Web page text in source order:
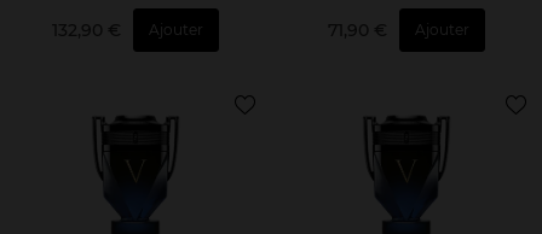
132,90 € Ajouter 71,90 € Ajouter